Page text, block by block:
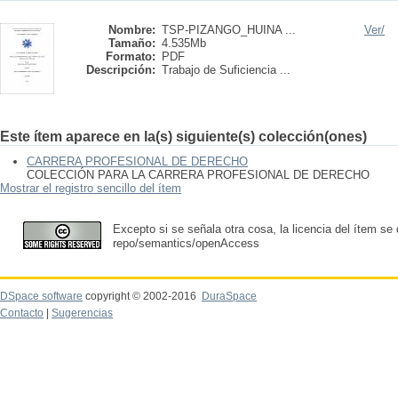
Nombre: TSP-PIZANGO_HUINA ...
Tamaño: 4.535Mb
Formato:
PDF
Descripción: Trabajo de Suficiencia ...
Ver/
Este ítem aparece en la(s) siguiente(s) colección(ones)
CARRERA PROFESIONAL DE DERECHO
COLECCIÓN PARA LA CARRERA PROFESIONAL DE DERECHO
Mostrar el registro sencillo del ítem
Excepto si se señala otra cosa, la licencia del ítem se
repo/semantics/openAccess
DSpace software copyright © 2002-2016
DuraSpace
Contacto
Sugerencias